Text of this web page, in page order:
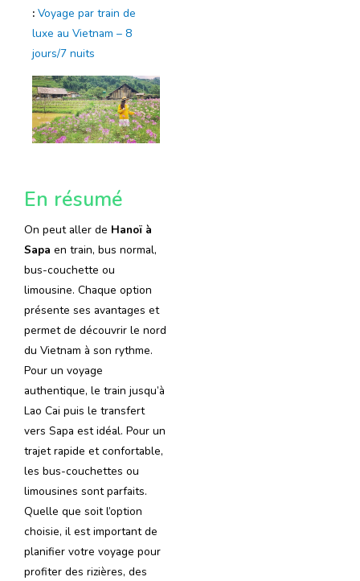
: Voyage par train de
luxe au Vietnam – 8
jours/7 nuits
En résumé
On peut aller de Hanoï à
Sapa en train, bus normal,
bus-couchette ou
limousine. Chaque option
présente ses avantages et
permet de découvrir le nord
du Vietnam à son rythme.
Pour un voyage
authentique, le train jusqu’à
Lao Cai puis le transfert
vers Sapa est idéal. Pour un
trajet rapide et confortable,
les bus-couchettes ou
limousines sont parfaits.
Quelle que soit l’option
choisie, il est important de
planifier votre voyage pour
profiter des rizières, des